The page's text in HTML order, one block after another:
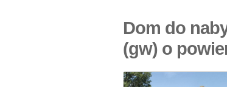
Dom do
(gw) o